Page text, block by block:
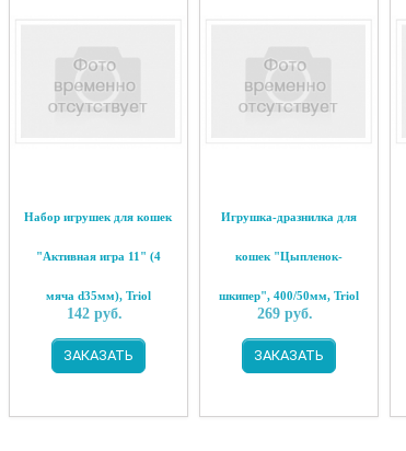
Набор игрушек для кошек
"Активная игра 11" (4
мяча d35мм), Triol
142 руб.
ЗАКАЗАТЬ
Игрушка-дразнилка для
кошек "Цыпленок-
шкипер", 400/50мм, Triol
269 руб.
ЗАКАЗАТЬ